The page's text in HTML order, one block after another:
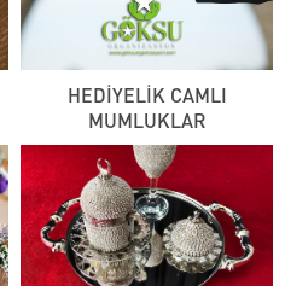
HEDİYELİK CAMLI
MUMLUKLAR